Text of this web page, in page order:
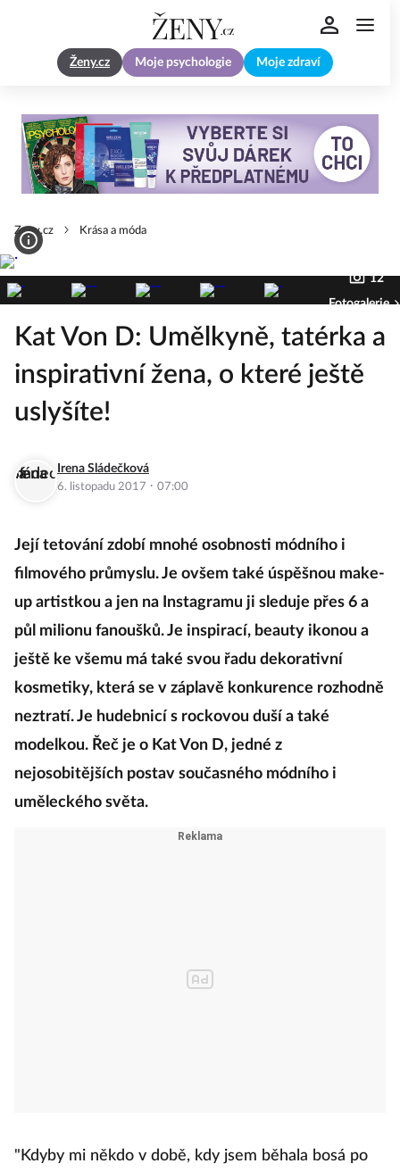
Ženy.cz Moje psychologie Moje zdraví
Zeny.cz Krása a móda
12
Fotogalerie
Kat Von D: Umělkyně, tatérka a
inspirativní žena, o které ještě
uslyšíte!
Irena Sládečková
6. listopadu 2017 · 07:00
Její tetování zdobí mnohé osobnosti módního i
filmového průmyslu. Je ovšem také úspěšnou make-
up artistkou a jen na Instagramu ji sleduje přes 6 a
půl milionu fanoušků. Je inspirací, beauty ikonou a
ještě ke všemu má také svou řadu dekorativní
kosmetiky, která se v záplavě konkurence rozhodně
neztratí. Je hudebnicí s rockovou duší a také
modelkou. Řeč je o Kat Von D, jedné z
nejosobitějších postav současného módního i
uměleckého světa.
"Kdyby mi někdo v době, kdy jsem běhala bosá po